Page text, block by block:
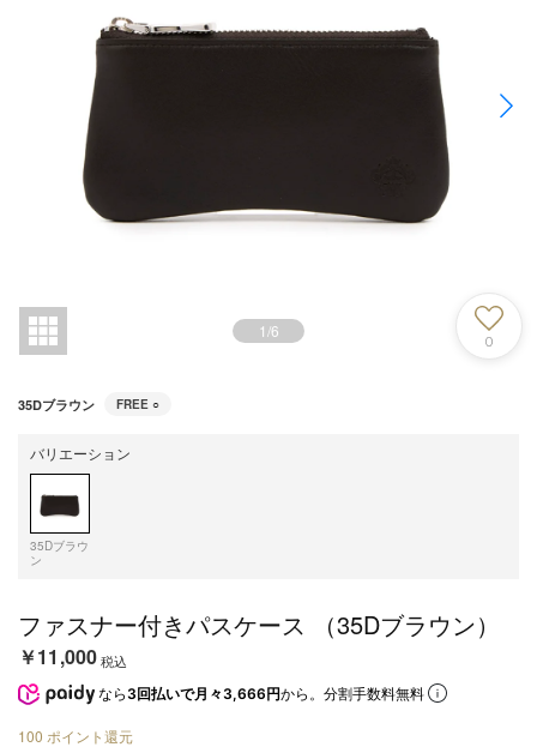
1/6
0
35Dブラウン FREE ○
バリエーション
35Dブラウ
ン
ファスナー付きパスケース （35Dブラウン）
￥11,000税込
なら 3回払いで月々3,666円から。分割手数料無料
100 ポイント還元